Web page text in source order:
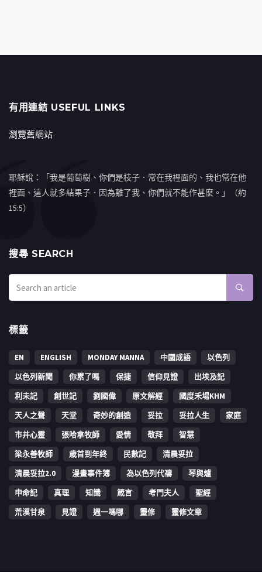
有用連結 USEFUL LINKS
瀏覽舊網站
耶穌說：「我是葡萄樹、你們是枝子．常在我裡面的、我也常在他
裡面、這人就多結果子．因為離了我、你們就不能作甚麼。」（約
15:5）
搜㝷 SEARCH
標籤
EN ENGLISH MONDAY MANNA 中國成語
以色列
以色列新聞
你累了嗎 保捷 信仰見證
出埃及記
利未記
創世記 劉國偉 原文解經
國度禾場KHM
天人之聲
天堂 奇妙的創造 妥拉 妥拉人生
家庭
市井心靈
張哈拿牧師 愛情 敬拜
智慧
梁永善牧師
歳首到年終 民數記
清晨妥拉
清晨妥拉2.0
漫畫事件簿 為以色列代禱
琴與爐
申命記
真理 知識 箴言 考門夫人
聖經
荒漠甘泉
見證 週一嗎哪 靈修 靈修文章